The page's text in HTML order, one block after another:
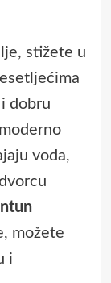
stižete u
dobru
voda,
možete
i